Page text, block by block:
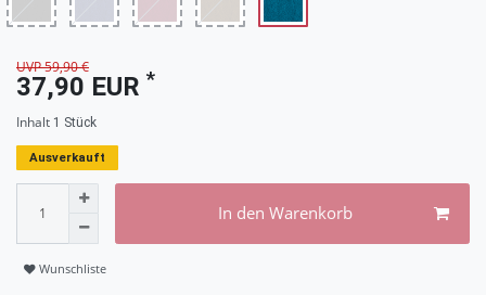
UVP 59,90 €
37,90 EUR *
Inhalt 1 Stück
Ausverkauft
In den Warenkorb
Wunschliste